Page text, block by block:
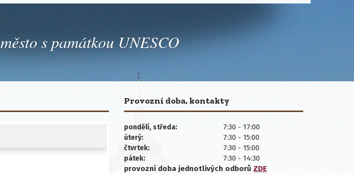
město s památkou UNESCO
Provozní doba, kontakty
pondělí, středa: 7:30 - 17:00
úterý: 7:30 - 15:00
čtvrtek: 7:30 - 15:00
pátek:
7:30 - 14:30
provozní doba jednotlivých odborů ZDE